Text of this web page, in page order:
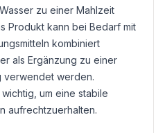
zu einer Mahlzeit
Produkt kann bei Bedarf mit
kombiniert
als Ergänzung zu einer
verwendet werden.
um eine stabile
aufrechtzuerhalten.